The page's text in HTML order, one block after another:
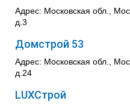
Адрес: Московская обл.,
д.3
Домстрой 53
Адрес: Московская обл.,
д.24
LUXСтрой